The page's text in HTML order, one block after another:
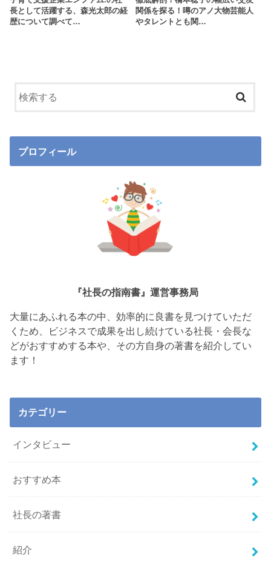
長として活躍する、森光太郎の経
歴について調べて…
関係を探る！噂のアノ大物芸能人
やタレントとも関…
プロフィール
『社長の指南書』運営事務局
大量にあふれる本の中、効率的に良書を見つけていただ
くため、ビジネスで成果を出し続けている社長・会長な
どがおすすめする本や、その方自身の著書を紹介してい
ます！
カテゴリー
インタビュー
おすすめ本
社長の著書
紹介